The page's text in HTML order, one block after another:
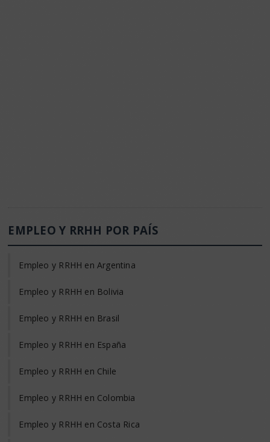
EMPLEO Y RRHH POR PAÍS
Empleo y RRHH en Argentina
Empleo y RRHH en Bolivia
Empleo y RRHH en Brasil
Empleo y RRHH en España
Empleo y RRHH en Chile
Empleo y RRHH en Colombia
Empleo y RRHH en Costa Rica